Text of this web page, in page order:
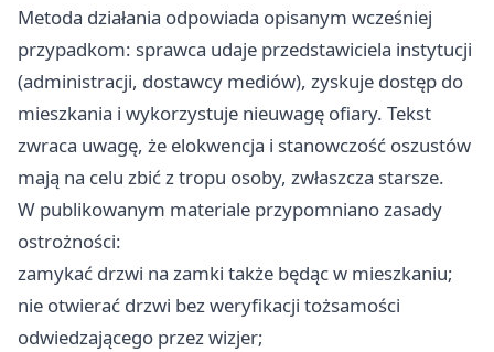
Metoda działania odpowiada opisanym wcześniej
przypadkom: sprawca udaje przedstawiciela instytucji
(administracji, dostawcy mediów), zyskuje dostęp do
mieszkania i wykorzystuje nieuwagę ofiary. Tekst
zwraca uwagę, że elokwencja i stanowczość oszustów
mają na celu zbić z tropu osoby, zwłaszcza starsze.
W publikowanym materiale przypomniano zasady
ostrożności:
zamykać drzwi na zamki także będąc w mieszkaniu;
nie otwierać drzwi bez weryfikacji tożsamości
odwiedzającego przez wizjer;